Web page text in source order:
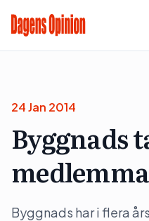
24 Jan 2014
Byggnads
Byggnads har i flera